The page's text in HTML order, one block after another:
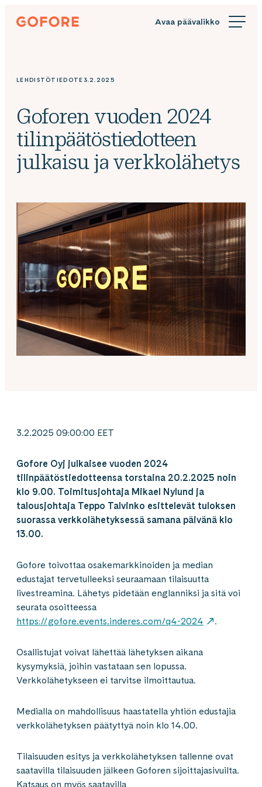
Siirry
suoraan
Gofore
knowledge
LEHDISTÖTIEDOTE 3.2.2025
Goforen vuoden 2024
tilinpäätöstiedotteen
julkaisu ja verkkolähetys
3.2.2025 09:00:00 EET
Gofore Oyj julkaisee vuoden 2024
tilinpäätöstiedotteensa torstaina 20.2.2025 noin
klo 9.00. Toimitusjohtaja Mikael Nylund ja
talousjohtaja Teppo Talvinko esittelevät tuloksen
suorassa verkkolähetyksessä samana päivänä klo
13.00.
Gofore toivottaa osakemarkkinoiden ja median
edustajat tervetulleeksi seuraamaan tilaisuutta
livestreamina. Lähetys pidetään englanniksi ja sitä voi
seurata osoitteessa
https://gofore.events.inderes.com/q4-2024
.
Osallistujat voivat lähettää lähetyksen aikana
kysymyksiä, joihin vastataan sen lopussa.
Verkkolähetykseen ei tarvitse ilmoittautua.
Medialla on mahdollisuus haastatella yhtiön edustajia
verkkolähetyksen päätyttyä noin klo 14.00.
Tilaisuuden esitys ja verkkolähetyksen tallenne ovat
saatavilla tilaisuuden jälkeen Goforen sijoittajasivuilta.
Katsaus on myös saatavilla